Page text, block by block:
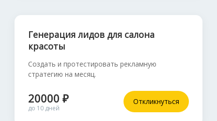
Генерация лидов для салона
красоты
Создать и протестировать рекламную
стратегию на месяц.
20000 ₽
до 10 дней
Откликнуться